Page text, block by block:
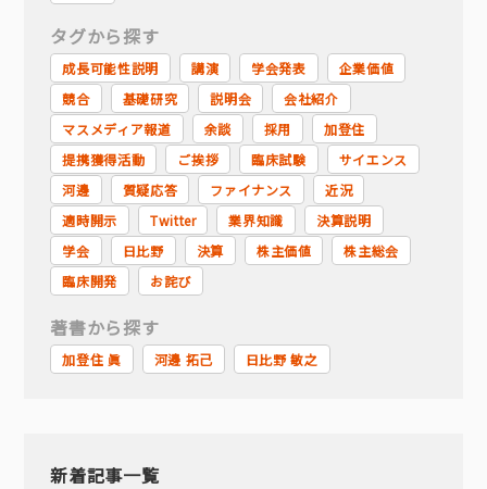
タグから探す
成長可能性説明 講演 学会発表
企業価値
競合
基礎研究 説明会
会社紹介
マスメディア報道
余談 採用
加登住
提携獲得活動
ご挨拶 臨床試験
サイエンス
河邊
質疑応答 ファイナンス
近況
適時開示
Twitter 業界知識
決算説明
学会
日比野 決算 株主価値
株主総会
臨床開発
お詫び
著書から探す
加登住 眞 河邊 拓己 日比野 敏之
新着記事一覧